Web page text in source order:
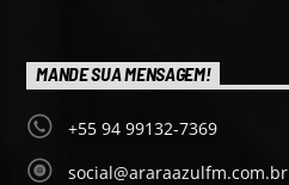
MANDE SUA MENSAGEM!
+55 94 99132-7369
social@araraazulfm.com.br